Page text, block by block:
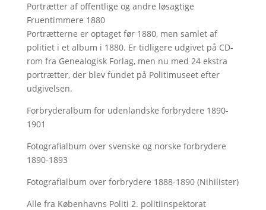
Portrætter af offentlige og andre løsagtige
Fruentimmere 1880
Portrætterne er optaget før 1880, men samlet af
politiet i et album i 1880. Er tidligere udgivet på CD-
rom fra Genealogisk Forlag, men nu med 24 ekstra
portrætter, der blev fundet på Politimuseet efter
udgivelsen.
Forbryderalbum for udenlandske forbrydere 1890-
1901
Fotografialbum over svenske og norske forbrydere
1890-1893
Fotografialbum over forbrydere 1888-1890 (Nihilister)
Alle fra Københavns Politi 2. politiinspektorat